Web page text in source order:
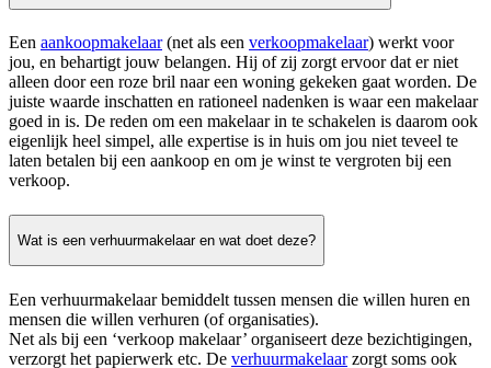
Een aankoopmakelaar(net als een verkoopmakelaar) werkt voor
jou, en behartigt jouw belangen. Hij of zij zorgt ervoor dat er niet
alleen door een roze bril naar een woning gekeken gaat worden. De
juiste waarde inschatten en rationeel nadenken is waar een makelaar
goed in is. De reden om een makelaar in te schakelen is daarom ook
eigenlijk heel simpel, alle expertise is in huis om jou niet teveel te
laten betalen bij een aankoop en om je winst te vergroten bij een
verkoop.
Wat is een verhuurmakelaar en wat doet deze?
Een verhuurmakelaar bemiddelt tussen mensen die willen huren en
mensen die willen verhuren (of organisaties).
Net als bij een ‘verkoop makelaar’ organiseert deze bezichtigingen,
verzorgt het papierwerk etc. De verhuurmakelaarzorgt soms ook